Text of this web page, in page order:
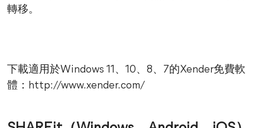
轉移。
下載適用於Windows 11、10、8、7的Xender免費軟
體：http://www.xender.com/